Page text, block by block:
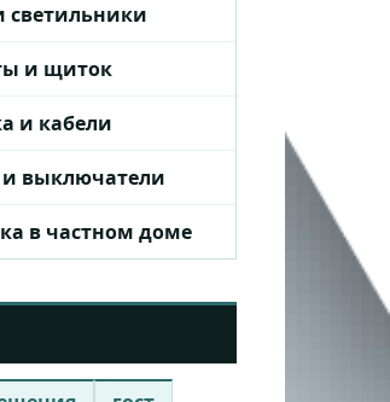
и щиток
и кабели
и выключатели
в частном доме